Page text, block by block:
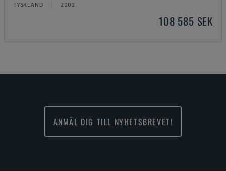
TYSKLAND 2000
108 585 SEK
ANMÄL DIG TILL NYHETSBREVET!